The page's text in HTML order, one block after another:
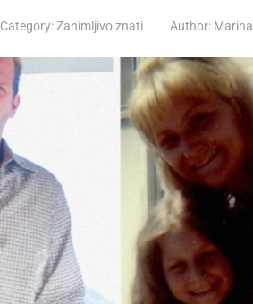
Category:Zanimljivo znati Author: Marina